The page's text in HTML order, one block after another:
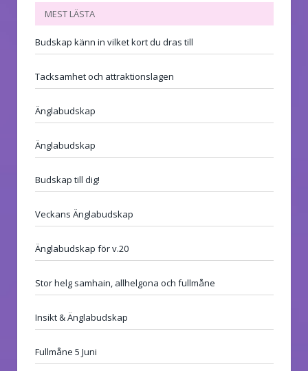
MEST LÄSTA
Budskap känn in vilket kort du dras till
Tacksamhet och attraktionslagen
Änglabudskap
Änglabudskap
Budskap till dig!
Veckans Änglabudskap
Änglabudskap för v.20
Stor helg samhain, allhelgona och fullmåne
Insikt & Änglabudskap
Fullmåne 5 Juni